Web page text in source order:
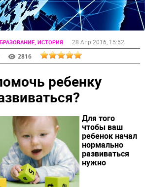
ИСТОРИЯ 28 Апр 2016 , 15:52
2816
ребенку
Для того
чтобы ваш
ребенок начал
нормально
развиваться
нужно